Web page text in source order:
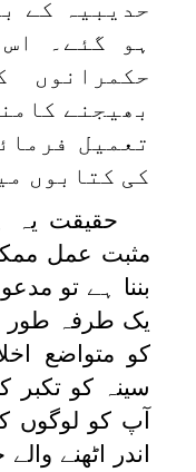
حدیبیہ کے
ہو گئے۔
بھیجنے
تعمیل
کی کتابوں
حقیقت یہ
مثبت عمل
بننا ہے تو
یک طرفہ طور
کو متواضع
سینہ کو تکبر
آپ کو لوگوں
اندر اٹھنے